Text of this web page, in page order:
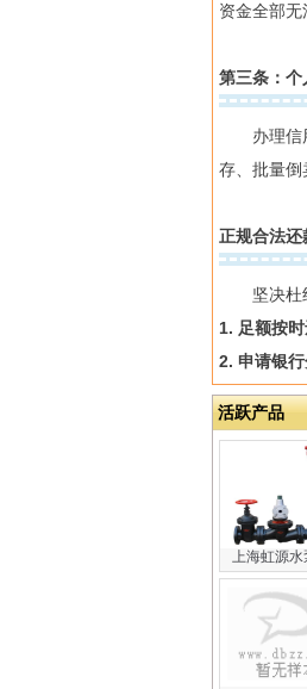
资金全部无
第三条：个
办理
存、批量倒
正规合法还
坚决杜
1. 足额按时
2. 申请银行
活跃产品
上海虹源水